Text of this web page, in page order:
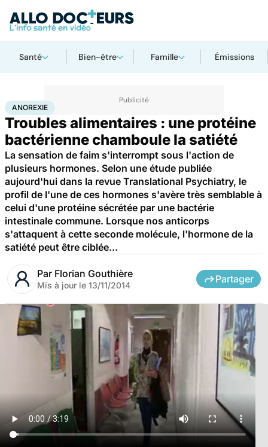
Santé Bien-être Famille Émissions
AccueilSantéMaladies Maladies infectieuses
ANOREXIE
Troubles alimentaires : une protéine
bactérienne chamboule la satiété
La sensation de faim s'interrompt sous l'action de
plusieurs hormones. Selon une étude publiée
aujourd'hui dans la revue Translational Psychiatry, le
profil de l'une de ces hormones s'avère très semblable à
celui d'une protéine sécrétée par une bactérie
intestinale commune. Lorsque nos anticorps
s'attaquent à cette seconde molécule, l'hormone de la
satiété peut être ciblée...
Par Florian Gouthière
Mis à jour le 13/11/2014
Partager